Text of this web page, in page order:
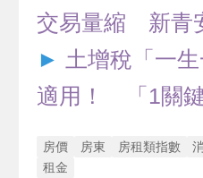
交易量縮 新青
► 土增稅「一
適用！ 「1關
房價 房東 房租類指數
租金